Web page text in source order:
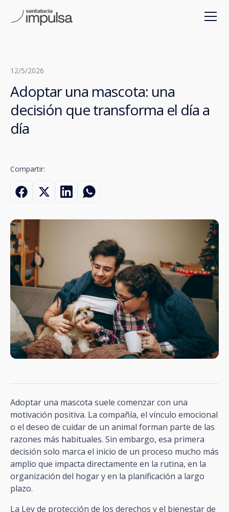
12/5/2026
Adoptar una mascota: una
decisión que transforma el día a
día
Compartir:
Adoptar una mascota suele comenzar con una
motivación positiva. La compañía, el vínculo emocional
o el deseo de cuidar de un animal forman parte de las
razones más habituales. Sin embargo, esa primera
decisión solo marca el inicio de un proceso mucho más
amplio que impacta directamente en la rutina, en la
organización del hogar y en la planificación a largo
plazo.
La Ley de protección de los derechos y el bienestar de